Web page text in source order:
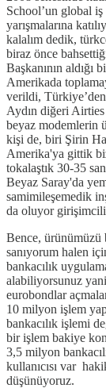
School’un global iş
yarışmalarına
kalalım dedik,
biraz önce
Başkanının
Amerikada
verildi,
Aydın diğeri Airties
beyaz modemlerin
kişi de, biri Şirin
Amerika'ya gittik
tokalaştık 30-35
Beyaz Saray'da
samimileşemedik
da oluyor
Bence, ürünümüzü
sanıyorum halen
bankacılık
alabiliyorsunuz
eurobondlar
10 milyon işlem
bankacılık işlemi
bir işlem bakiye
3,5 milyon
kullanıcısı var
düşünüyoruz.